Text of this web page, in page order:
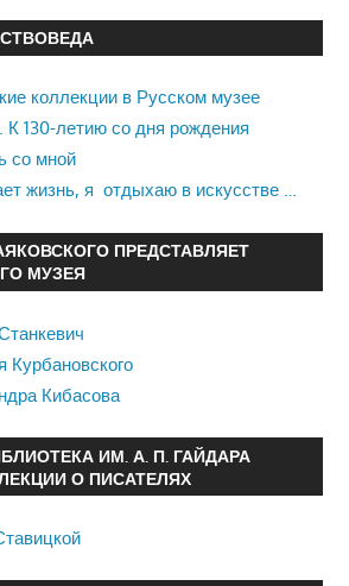
коллекции в Русском музее
К 130-летию со дня рождения
со мной
жизнь, я отдыхаю в искусстве …
ПРЕДСТАВЛЯЕТ
МУЗЕЯ
Курбановского
Кибасова
ИМ. А. П. ГАЙДАРА
О ПИСАТЕЛЯХ